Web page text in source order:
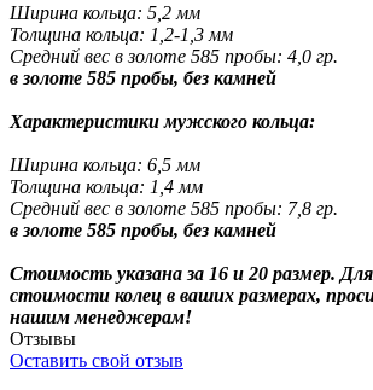
Ширина кольца: 5,2 мм
Толщина кольца: 1,2-1,3 мм
Средний вес в золоте 585 пробы: 4,0 гр.
в золоте 585 пробы, без камней
Характеристики мужского кольца:
Ширина кольца: 6,5 мм
Толщина кольца: 1,4 мм
Средний вес в золоте 585 пробы: 7,8 гр.
в золоте 585 пробы, без камней
Стоимость указана за 16 и 20 размер.
стоимости колец в ваших размерах,
нашим менеджерам!
Отзывы
Оставить свой отзыв